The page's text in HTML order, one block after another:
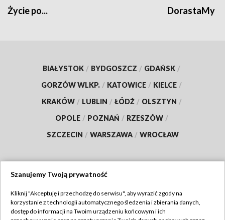
Życie po... DorastaMy
BIAŁYSTOK / BYDGOSZCZ / GDAŃSK /
GORZÓW WLKP. / KATOWICE / KIELCE /
KRAKÓW / LUBLIN / ŁÓDŹ / OLSZTYN /
OPOLE / POZNAŃ / RZESZÓW /
SZCZECIN / WARSZAWA / WROCŁAW
TVP
Szanujemy Twoją prywatność
Kliknij "Akceptuję i przechodzę do serwisu", aby wyrazić zgody na
korzystanie z technologii automatycznego śledzenia i zbierania danych,
dostęp do informacji na Twoim urządzeniu końcowym i ich